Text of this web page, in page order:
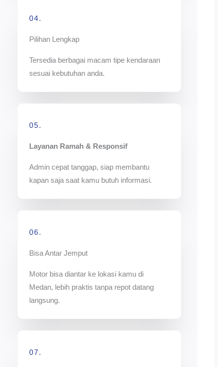
04.
Pilihan Lengkap
Tersedia berbagai macam tipe kendaraan
sesuai kebutuhan anda.
05.
Layanan Ramah & Responsif
Admin cepat tanggap, siap membantu
kapan saja saat kamu butuh informasi.
06.
Bisa Antar Jemput
Motor bisa diantar ke lokasi kamu di
Medan, lebih praktis tanpa repot datang
langsung.
07.